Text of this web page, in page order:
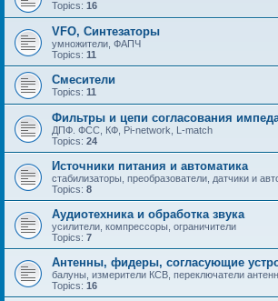
Topics: 16
VFO, Синтезаторы
умножители, ФАПЧ
Topics: 11
Смесители
Topics: 11
Фильтры и цепи согласования
ДПФ. ФСС, КФ, Pi-network, L-match
Topics: 24
Источники питания и автоматика
стабилизаторы, преобразователи, датчики и
Topics: 8
Аудиотехника и обработка звука
усилители, компрессоры, ограничители
Topics: 7
Антенны, фидеры, согласующие
балуны, измерители КСВ, переключатели
Topics: 16